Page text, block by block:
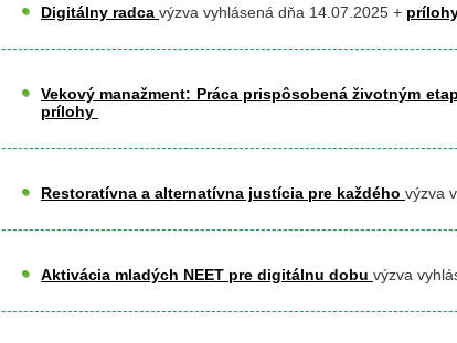
Digitálny radca výzva vyhlásená dňa 14.07.2025 +
Vekový manažment: Práca prispôsobená životným
prílohy
Restoratívna a alternatívna justícia pre každého výzva
Aktivácia mladých NEET pre digitálnu dobu výzva